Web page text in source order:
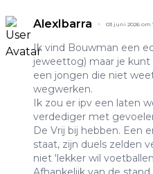
AlexIbarra 03 juni 2026 om
Ik vind Bouwman een
jeweettog) maar je kunt
een jongen die niet
wegwerken.
Ik zou er ipv een laten
verdediger met
De Vrij bij hebben. Een
staat, zijn duels zelden
niet 'lekker wil